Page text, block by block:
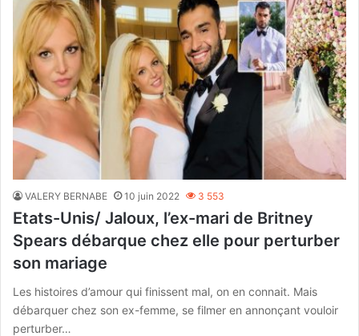
VALERY BERNABE 10 juin 2022 3 553
Etats-Unis/ Jaloux, l’ex-mari de Britney
Spears débarque chez elle pour perturber
son mariage
Les histoires d’amour qui finissent mal, on en connait. Mais
débarquer chez son ex-femme, se filmer en annonçant vouloir
perturber…